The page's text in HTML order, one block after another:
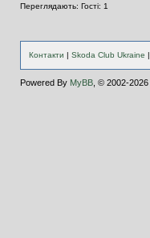
Переглядають: Гості: 1
Контакти | Skoda Club Ukraine |
Powered By MyBB, © 2002-2026